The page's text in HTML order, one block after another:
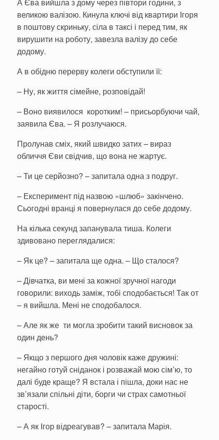
великою валізою. Кинула ключі від квартири Ігоря
в поштову скриньку, сіла в таксі і перед тим, як
вирушити на роботу, завезла валізу до себе
додому.
А в обідню перерву колеги обступили її:
– Ну, як життя сімейне, розповідай!
– Воно виявилося коротким! – присьорбуючи чай,
заявила Єва. – Я розлучаюся.
Пролунав сміх, який швидко затих – вираз
обличчя Єви свідчив, що вона не жартує.
– Ти це серйозно? – запитала одна з подруг.
– Експеримент під назвою «шлюб» закінчено.
Сьогодні вранці я повернулася до себе додому.
На кілька секунд запанувала тиша. Колеги
здивовано переглядалися:
– Як це? – запитала ще одна. – Що сталося?
– Дівчатка, ви мені за кожної зручної нагоди
говорили: виходь заміж, тобі сподобається! Так от
– я вийшла. Мені не сподобалося.
– Але як же ти могла зробити такий висновок за
один день?
– Якщо з першого дня чоловік каже дружині:
негайно готуй сніданок і розважай мою сім’ю, то
далі буде краще? Я встала і пішла, доки нас не
зв’язали спільні діти, борги чи страх самотньої
старості.
– А як Ігор відреагував? – запитала Марія.